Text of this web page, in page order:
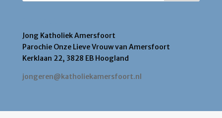
Jong Katholiek Amersfoort
Parochie Onze Lieve Vrouw van Amersfoort
Kerklaan 22, 3828 EB Hoogland
jongeren@katholiekamersfoort.nl